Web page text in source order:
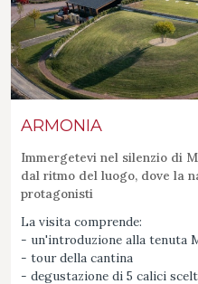
ARMONIA
Immergetevi nel silenzio di
dal ritmo del luogo, dove la
protagonisti
La visita comprende:​
- un'introduzione alla tenuta
- tour della cantina
- degustazione di 5 calici